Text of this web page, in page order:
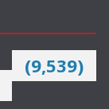
(9,539)